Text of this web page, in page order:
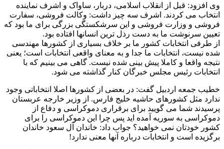
وی افزود: قبل از انقلاب اسلامی، دربار، ساواک و اشرف نماینده
انتخاب می کردند. اشرف سه چیز داشت: وکالت فروشی، سفارت
فروشی و وزارت فروشی و این سرشکستگی بزرگی برای ما بود که
تعیین سرنوشت ما به دست رذل ترین انسانها افتاده بود.
از طرفی انتخابات کشور ما بر خلاف بسیاری از کشورها مهندسی
شده نیست، انتخابات ما جدا و به معنای واقعی انتخابات است؛ یعنی
نتیجه واقعا و کاملا پیش بینی شده نیست. گاهی می بینیم که با
انتخابات رئیس مجلس خبرگان کنار گذاشته می شود.
خطیب جمعه اردبیل گفت: در بعضی از کشورها اصلا انتخاباتی وجود
ندارد مثل کشورهای حاشیه خلیج فارس. از وزیر خارجه عربستان
پرسیدند شما می گویید برای برقراری دموکراسی و دفاع از
دموکراسی به سوریه آمده اید پس چرا این دموکراسی را برای
کشور خودتان نمی خواهید؟ جواب داد: خاندان آل سعود خاندان
برگزیده است و انتخابات درباره آنها معنی ندارد!